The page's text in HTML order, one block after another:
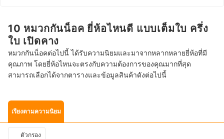
10 หมวกกันน็อค ยี่ห้อไหนดี แบบเต็มใบ ครึ่ง
ใบ เปิดคาง
หมวกกันน็อคต่อไปนี้ ได้รับความนิยมและมาจากหลากหลายยี่ห้อที่มี
คุณภาพ โดยยี่ห้อไหนจะตรงกับความต้องการของคุณมากที่สุด
สามารถเลือกได้จากตารางและข้อมูลสินค้าดังต่อไปนี้
เรียงตามความนิยม
ตัวกรอง